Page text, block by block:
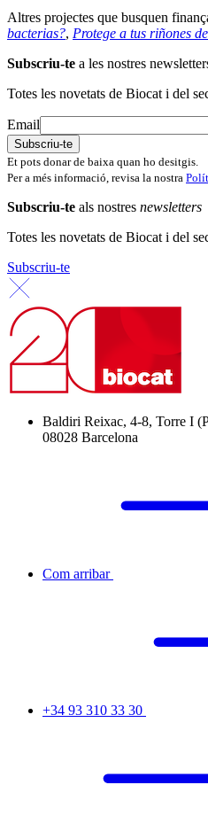
Altres projectes que busquen
bacterias?, Protege a tus riñones
Subscriu-te a les nostres
Totes les novetats de Biocat i del
Email
Et pots donar de baixa quan ho desitgis.
Per a més informació, revisa la nostra
Subscriu-te als nostres newsletters
Totes les novetats de Biocat i del
Subscriu-te
Baldiri Reixac, 4-8, Torre I
08028 Barcelona
Com arribar
+34 93 310 33 30